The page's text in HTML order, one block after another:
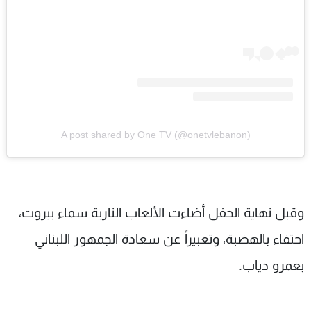
A post shared by One TV (@onetvlebanon)
وقبل نهاية الحفل أضاءت الألعاب النارية سماء بيروت،
احتفاء بالهضبة، وتعبيراً عن سعادة الجمهور اللبناني
بعمرو دياب.